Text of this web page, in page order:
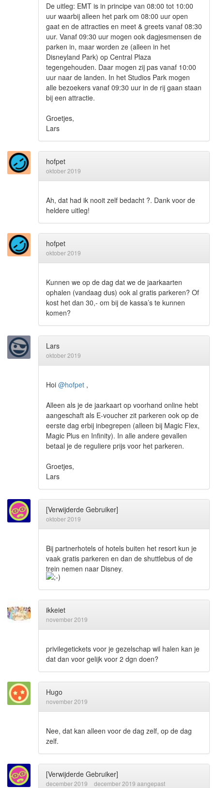
De uitleg: EMT is in principe van 08:00 tot 10:00
uur waarbij alleen het park om 08:00 uur open
gaat en de attracties en meet & greets vanaf 08:30
uur. Vanaf 09:30 uur mogen ook dagjesmensen de
parken in, maar worden ze (alleen in het
Disneyland Park) op Central Plaza
tegengehouden. Daar mogen zij pas vanaf 10:00
uur naar de landen. In het Studios Park mogen
alle bezoekers vanaf 09:30 uur in de rij gaan staan
bij een attractie.
Groetjes,
Lars
hofpet
oktober 2019
Ah, dat had ik nooit zelf bedacht ?. Dank voor de
heldere uitleg!
hofpet
oktober 2019
Kunnen we op de dag dat we de jaarkaarten
ophalen (vandaag dus) ook al gratis parkeren? Of
kost het dan 30,- om bij de kassa’s te kunnen
komen?
Lars
oktober 2019
Hoi @hofpet ,
Alleen als je de jaarkaart op voorhand online hebt
aangeschaft als E-voucher zit parkeren ook op de
eerste dag erbij inbegrepen (alleen bij Magic Flex,
Magic Plus en Infinity). In alle andere gevallen
betaal je de reguliere prijs voor het parkeren.
Groetjes,
Lars
[Verwijderde Gebruiker]
oktober 2019
Bij partnerhotels of hotels buiten het resort kun je
vaak gratis parkeren en dan de shuttlebus of de
trein nemen naar Disney.
ikkeiet
november 2019
privilegetickets voor je gezelschap wil halen kan je
dat dan voor gelijk voor 2 dgn doen?
Hugo
november 2019
Nee, dat kan alleen voor de dag zelf, op de dag
zelf.
[Verwijderde Gebruiker]
december 2019 december 2019 aangepast